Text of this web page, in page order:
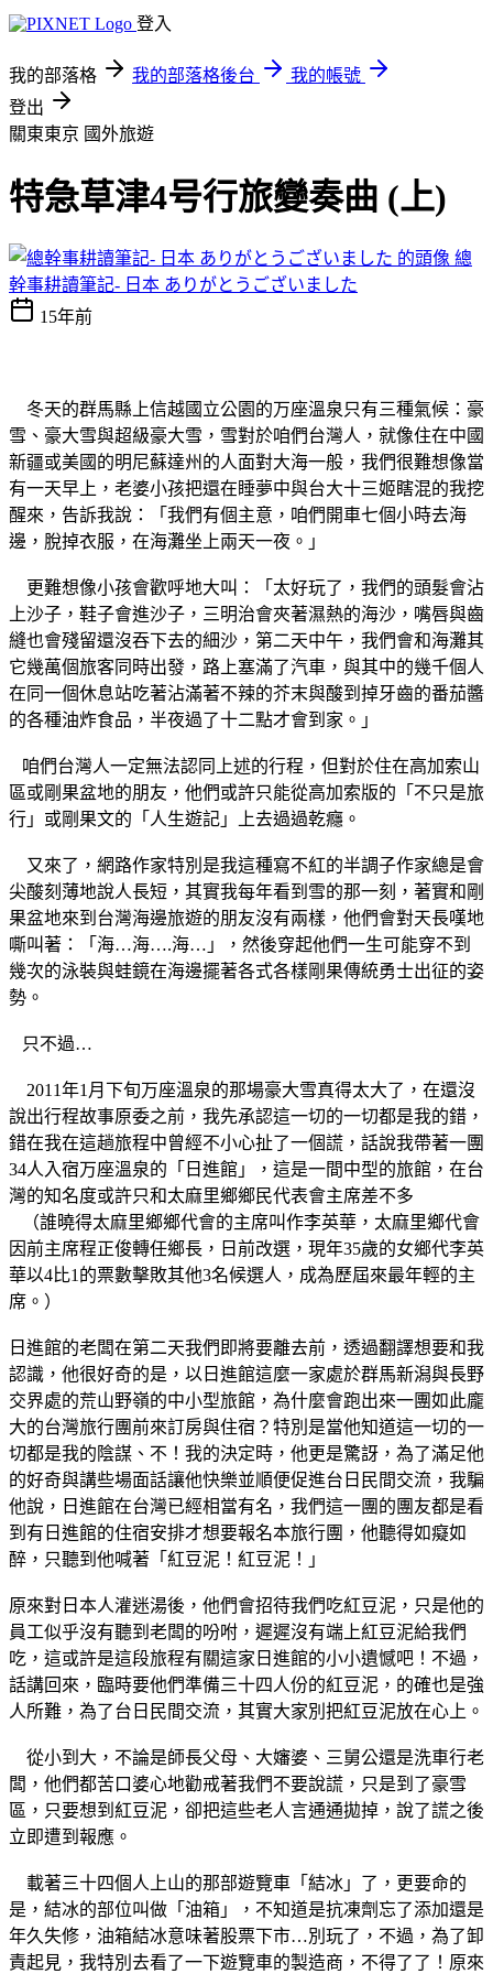
登入
我的部落格 我的部落格後台
我的帳號
登出
關東東京 國外旅遊
特急草津4号行旅變奏曲 (上)
總
幹事耕讀筆記- 日本 ありがとうございました
15年前
冬天的群馬縣上信越國立公園的万座溫泉只有三種氣候：豪
雪、豪大雪與超級豪大雪，雪對於咱們台灣人，就像住在中國
新疆或美國的明尼蘇達州的人面對大海一般，我們很難想像當
有一天早上，老婆小孩把還在睡夢中與台大十三姬瞎混的我挖
醒來，告訴我說：「我們有個主意，咱們開車七個小時去海
邊，脫掉衣服，在海灘坐上兩天一夜。」
更難想像小孩會歡呼地大叫：「太好玩了，我們的頭髮會沾
上沙子，鞋子會進沙子，三明治會夾著濕熱的海沙，嘴唇與齒
縫也會殘留還沒吞下去的細沙，第二天中午，我們會和海灘其
它幾萬個旅客同時出發，路上塞滿了汽車，與其中的幾千個人
在同一個休息站吃著沾滿著不辣的芥末與酸到掉牙齒的番茄醬
的各種油炸食品，半夜過了十二點才會到家。」
咱們台灣人一定無法認同上述的行程，但對於住在高加索山
區或剛果盆地的朋友，他們或許只能從高加索版的「不只是旅
行」或剛果文的「人生遊記」上去過過乾癮。
又來了，網路作家特別是我這種寫不紅的半調子作家總是會
尖酸刻薄地說人長短，其實我每年看到雪的那一刻，著實和剛
果盆地來到台灣海邊旅遊的朋友沒有兩樣，他們會對天長嘆地
嘶叫著：「海…海….海…」，然後穿起他們一生可能穿不到
幾次的泳裝與蛙鏡在海邊擺著各式各樣剛果傳統勇士出征的姿
勢。
只不過…
2011年1月下旬万座溫泉的那場豪大雪真得太大了，在還沒
說出行程故事原委之前，我先承認這一切的一切都是我的錯，
錯在我在這趟旅程中曾經不小心扯了一個謊，話說我帶著一團
34人入宿万座溫泉的「日進館」，這是一間中型的旅館，在台
灣的知名度或許只和太麻里鄉鄉民代表會主席差不多
（誰曉得太麻里鄉鄉代會的主席叫作李英華，太麻里鄉代會
因前主席程正俊轉任鄉長，日前改選，現年35歲的女鄉代李英
華以4比1的票數擊敗其他3名候選人，成為歷屆來最年輕的主
席。）
日進館的老闆在第二天我們即將要離去前，透過翻譯想要和我
認識，他很好奇的是，以日進館這麼一家處於群馬新潟與長野
交界處的荒山野嶺的中小型旅館，為什麼會跑出來一團如此龐
大的台灣旅行團前來訂房與住宿？特別是當他知道這一切的一
切都是我的陰謀、不！我的決定時，他更是驚訝，為了滿足他
的好奇與講些場面話讓他快樂並順便促進台日民間交流，我騙
他說，日進館在台灣已經相當有名，我們這一團的團友都是看
到有日進館的住宿安排才想要報名本旅行團，他聽得如癡如
醉，只聽到他喊著「紅豆泥！紅豆泥！」
原來對日本人灌迷湯後，他們會招待我們吃紅豆泥，只是他的
員工似乎沒有聽到老闆的吩咐，遲遲沒有端上紅豆泥給我們
吃，這或許是這段旅程有關這家日進館的小小遺憾吧！不過，
話講回來，臨時要他們準備三十四人份的紅豆泥，的確也是強
人所難，為了台日民間交流，其實大家別把紅豆泥放在心上。
從小到大，不論是師長父母、大嬸婆、三舅公還是洗車行老
闆，他們都苦口婆心地勸戒著我們不要說謊，只是到了豪雪
區，只要想到紅豆泥，卻把這些老人言通通拋掉，說了謊之後
立即遭到報應。
載著三十四個人上山的那部遊覽車「結冰」了，更要命的
是，結冰的部位叫做「油箱」，不知道是抗凍劑忘了添加還是
年久失修，油箱結冰意味著股票下市…別玩了，不過，為了卸
責起見，我特別去看了一下遊覽車的製造商，不得了了！原來